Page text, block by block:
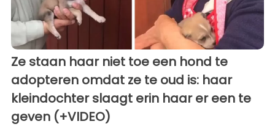
Ze staan haar niet toe een hond te
adopteren omdat ze te oud is: haar
kleindochter slaagt erin haar er een te
geven (+VIDEO)